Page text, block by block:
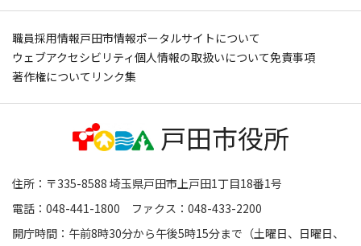
職員採用情報戸田市情報ポータルサイトについて
ウェブアクセシビリティ個人情報の取扱いについて免責事項
著作権について リンク集
住所：〒335-8588 埼玉県戸田市上戸田1丁目18番1号
電話：048-441-1800 ファクス：048-433-2200
開庁時間：午前8時30分から午後5時15分まで（土曜日、日曜日、